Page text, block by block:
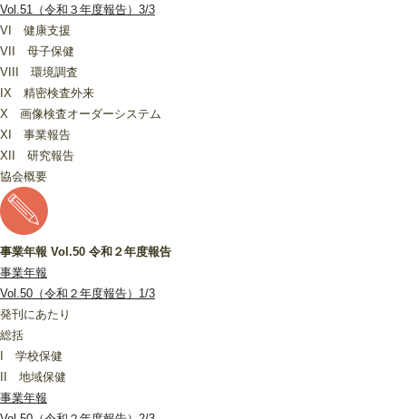
Vol.51（令和３年度報告）3/3
VI 健康支援
VII 母子保健
VIII 環境調査
IX 精密検査外来
X 画像検査オーダーシステム
XI 事業報告
XII 研究報告
協会概要
事業年報 Vol.50 令和２年度報告
事業年報
Vol.50（令和２年度報告）1/3
発刊にあたり
総括
I 学校保健
II 地域保健
事業年報